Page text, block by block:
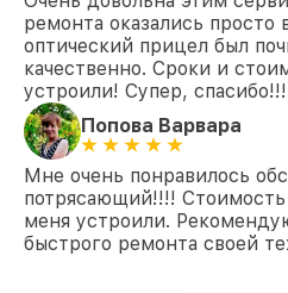
ремонта оказались
оптический прицел был
качественно. Сроки и
устроили! Супер,
Попова Варвара
Мне очень понравилось
потрясающий!!!! Стоимость
меня устроили.
быстрого ремонта своей